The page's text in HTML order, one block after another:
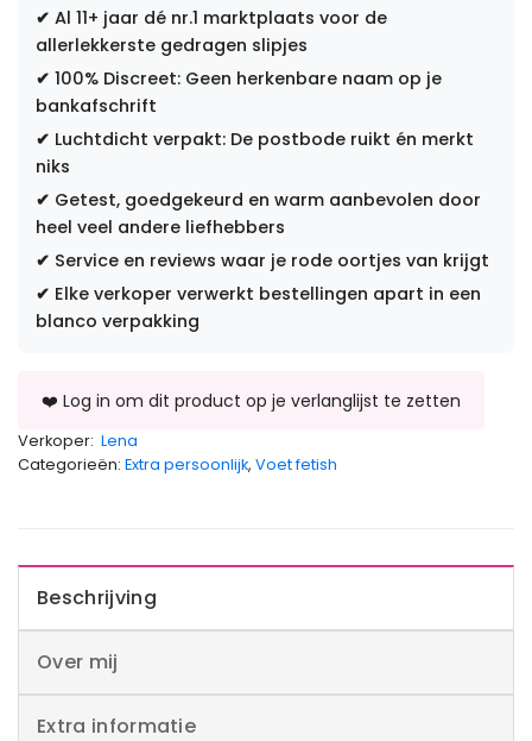
✔ Al 11+ jaar dé nr.1 marktplaats voor de
allerlekkerste gedragen slipjes
✔ 100% Discreet: Geen herkenbare naam op je
bankafschrift
✔ Luchtdicht verpakt: De postbode ruikt én merkt
niks
✔ Getest, goedgekeurd en warm aanbevolen door
heel veel andere liefhebbers
✔ Service en reviews waar je rode oortjes van krijgt
✔ Elke verkoper verwerkt bestellingen apart in een
blanco verpakking
Verkoper: Lena
Categorieën: Extra persoonlijk, Voet fetish
Beschrijving
Over mij
Extra informatie